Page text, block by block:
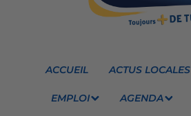
ACCUEIL ACTUS LOCALES
EMPLOI AGENDA